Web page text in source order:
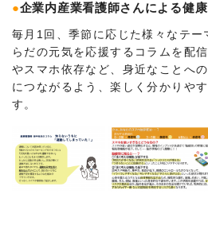
●企業内産業看護師さんによる健
毎月1回、季節に応じた様々なテー
らだの元気を応援するコラムを配
やスマホ依存など、身近なことへ
につながるよう、楽しく分かりや
す。